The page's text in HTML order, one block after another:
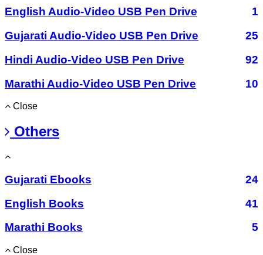
English Audio-Video USB Pen Drive
1
Gujarati Audio-Video USB Pen Drive
25
Hindi Audio-Video USB Pen Drive
92
Marathi Audio-Video USB Pen Drive
10
Close
Others
Gujarati Ebooks
24
English Books
41
Marathi Books
5
Close